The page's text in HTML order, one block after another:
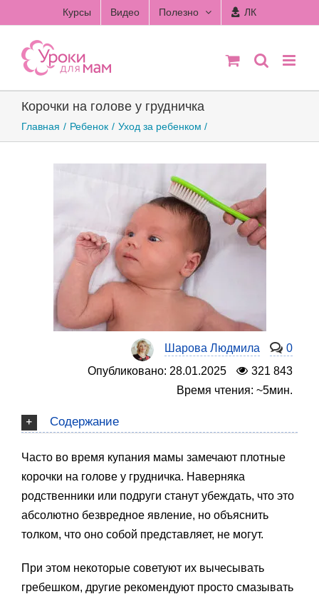
to
content
Курсы Видео Полезно ЛК
Корочки на голове у грудничка
Главная Ребенок Уход за ребенком
Шарова Людмила
0
Опубликовано: 28.01.2025
321 843
Время чтения: ~5мин.
Содержание
Часто во время купания мамы замечают плотные
корочки на голове у грудничка. Наверняка
родственники или подруги станут убеждать, что это
абсолютно безвредное явление, но объяснить
толком, что оно собой представляет, не могут.
При этом некоторые советуют их вычесывать
гребешком, другие рекомендуют просто смазывать